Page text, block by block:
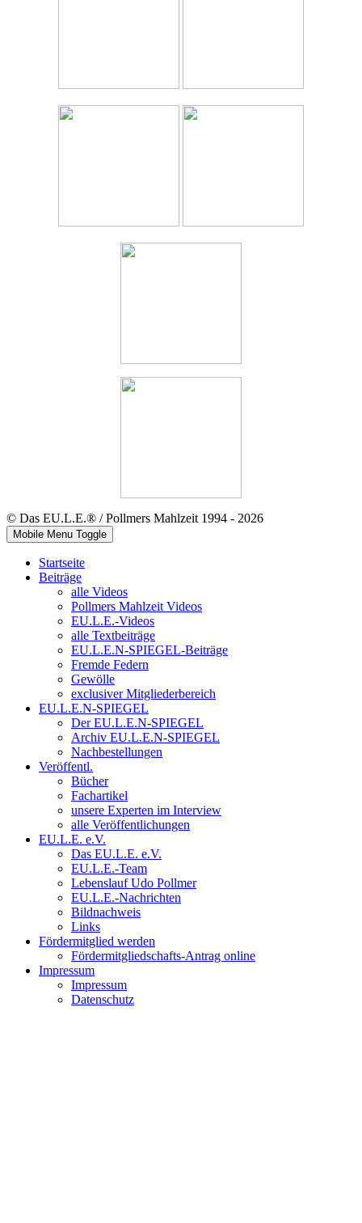
© Das EU.L.E.® / Pollmers Mahlzeit 1994 - 2026
Mobile Menu Toggle
Startseite
Beiträge
alle Videos
Pollmers Mahlzeit Videos
EU.L.E.-Videos
alle Textbeiträge
EU.L.E.N-SPIEGEL-Beiträge
Fremde Federn
Gewölle
exclusiver Mitgliederbereich
EU.L.E.N-SPIEGEL
Der EU.L.E.N-SPIEGEL
Archiv EU.L.E.N-SPIEGEL
Nachbestellungen
Veröffentl.
Bücher
Fachartikel
unsere Experten im Interview
alle Veröffentlichungen
EU.L.E. e.V.
Das EU.L.E. e.V.
EU.L.E.-Team
Lebenslauf Udo Pollmer
EU.L.E.-Nachrichten
Bildnachweis
Links
Fördermitglied werden
Fördermitgliedschafts-Antrag online
Impressum
Impressum
Datenschutz